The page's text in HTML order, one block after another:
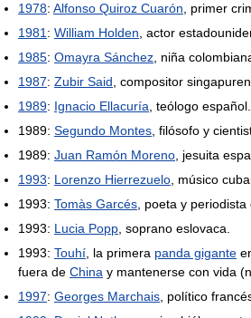
1978: Alfonso Quiroz Cuarón, primer
1981: William Holden, actor
1985: Omayra Sánchez, niña
1987: Zubir Said, compositor
1989: Ignacio Ellacuría, teólogo español.
1989: Segundo Montes, filósofo y
1989: Juan Ramón Moreno, jesuita
1993: Lorenzo Hierrezuelo, músico
1993: Tomàs Garcés, poeta y periodista
1993: Lucia Popp, soprano eslovaca.
1993: Touhí, la primera panda gigante
fuera de China y mantenerse con vida
1997: Georges Marchais, político